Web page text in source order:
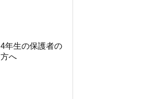
4年生の保護者の
方へ